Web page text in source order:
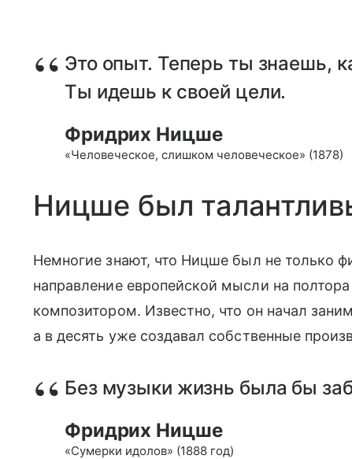
Это опыт. Теперь ты знаешь,
Ты идешь к своей цели.
Фридрих Ницше
«Человеческое, слишком человеческое» (1878)
Ницше был
Немногие знают, что Ницше был не только
направление европейской мысли на
композитором. Известно, что он начал
а в десять уже создавал собственные
Без музыки жизнь была бы
Фридрих Ницше
«Сумерки идолов» (1888 год)